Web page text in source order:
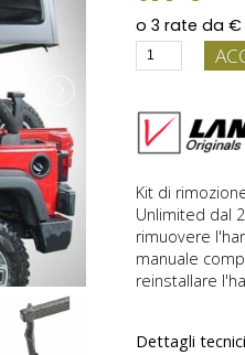
Kit di
Unlimited dal
rimuovere
manuale
reinstallare
Dettagli tecnici